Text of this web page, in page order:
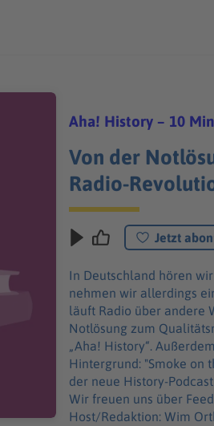
Aha! History – 10
Von der
Radio-
Jetzt
In Deutschland hören
nehmen wir allerdings
läuft Radio über andere
Notlösung zum
„Aha! History“.
Hintergrund: "Smoke on the Water". "Aha! History – Zehn
der neue History-
Wir freuen uns über Feedback an
Host/Redaktion: Wim Orth